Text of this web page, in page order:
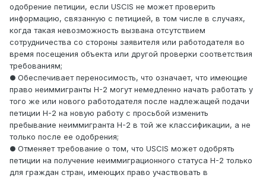
одобрение петиции, если USCIS не может проверить
информацию, связанную с петицией, в том числе в случаях,
когда такая невозможность вызвана отсутствием
сотрудничества со стороны заявителя или работодателя во
время посещения объекта или другой проверки соответствия
требованиям;
● Обеспечивает переносимость, что означает, что имеющие
право неиммигранты H-2 могут немедленно начать работать у
того же или нового работодателя после надлежащей подачи
петиции H-2 на новую работу с просьбой изменить
пребывание неиммигранта H-2 в той же классификации, а не
только после ее одобрения;
● Отменяет требование о том, что USCIS может одобрять
петиции на получение неиммиграционного статуса H-2 только
для граждан стран, имеющих право участвовать в